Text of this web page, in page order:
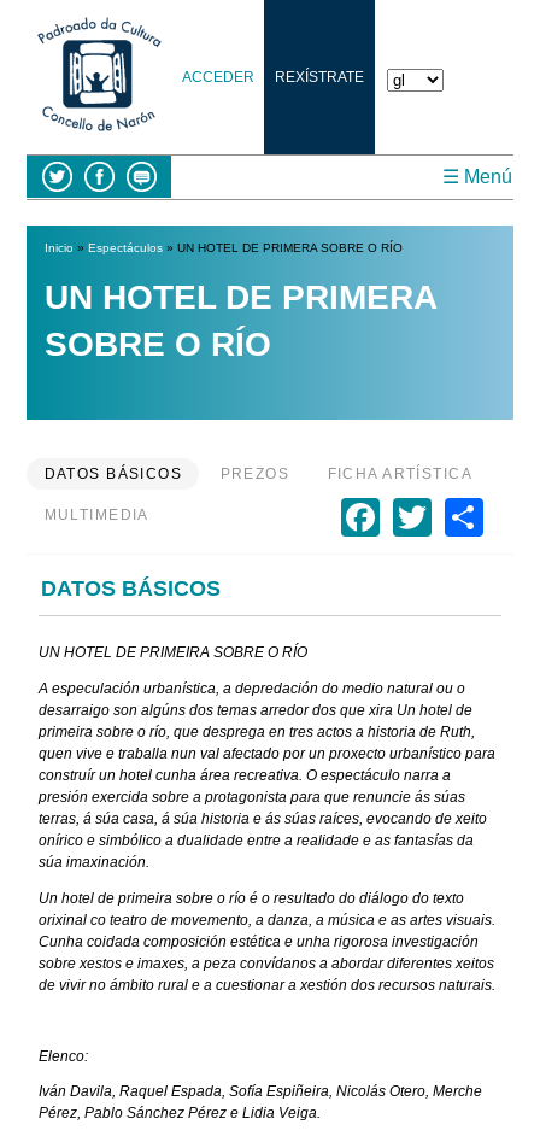
ACCEDER REXÍSTRATE
☰ Menú
Vostede está aquí
Inicio» Espectáculos» UN HOTEL DE PRIMERA SOBRE O RÍO
UN HOTEL DE PRIMERA
SOBRE O RÍO
DATOS BÁSICOS PREZOS FICHA ARTÍSTICA
MULTIMEDIA
DATOS BÁSICOS
UN HOTEL DE PRIMEIRA SOBRE O RÍO
A especulación urbanística, a depredación do medio natural ou o
desarraigo son algúns dos temas arredor dos que xira Un hotel de
primeira sobre o río, que desprega en tres actos a historia de Ruth,
quen vive e traballa nun val afectado por un proxecto urbanístico para
construír un hotel cunha área recreativa. O espectáculo narra a
presión exercida sobre a protagonista para que renuncie ás súas
terras, á súa casa, á súa historia e ás súas raíces, evocando de xeito
onírico e simbólico a dualidade entre a realidade e as fantasías da
súa imaxinación.
Un hotel de primeira sobre o río é o resultado do diálogo do texto
orixinal co teatro de movemento, a danza, a música e as artes visuais.
Cunha coidada composición estética e unha rigorosa investigación
sobre xestos e imaxes, a peza convídanos a abordar diferentes xeitos
de vivir no ámbito rural e a cuestionar a xestión dos recursos naturais.
Elenco:
Iván Davila, Raquel Espada, Sofía Espiñeira, Nicolás Otero, Merche
Pérez, Pablo Sánchez Pérez e Lidia Veiga.